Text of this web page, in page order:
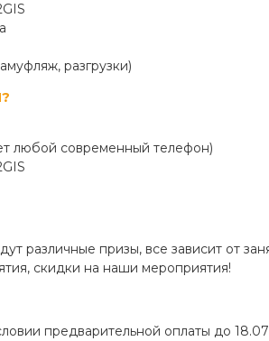
разгрузки)
любой современный телефон)
различные призы, все зависит от
скидки на наши мероприятия!
предварительной оплаты до 18.07